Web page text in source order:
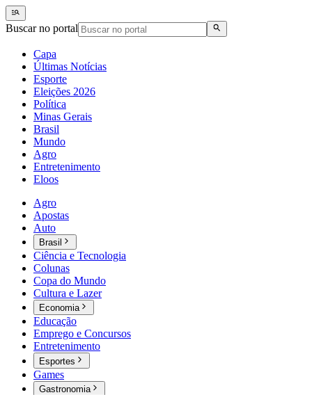
Buscar no portal
Capa
Últimas Notícias
Esporte
Eleições 2026
Política
Minas Gerais
Brasil
Mundo
Agro
Entretenimento
Eloos
Agro
Apostas
Auto
Brasil
Ciência e Tecnologia
Colunas
Copa do Mundo
Cultura e Lazer
Economia
Educação
Emprego e Concursos
Entretenimento
Esportes
Games
Gastronomia